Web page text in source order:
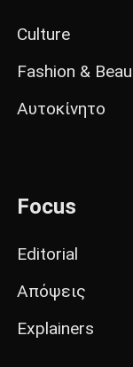
Culture
Fashion &
Αυτοκίνητο
Focus
Editorial
Απόψεις
Explainers